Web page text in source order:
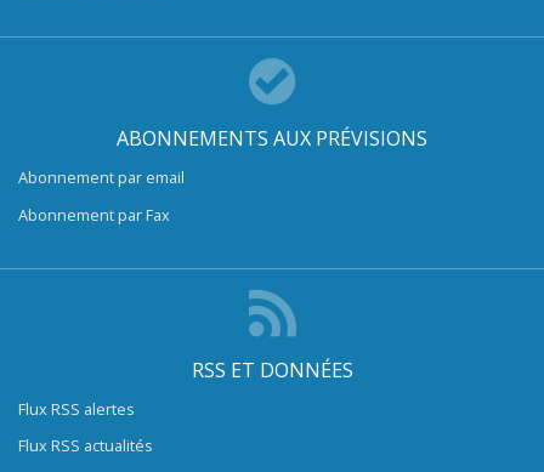
ABONNEMENTS AUX PRÉVISIONS
Abonnement par email
Abonnement par Fax
RSS ET DONNÉES
Flux RSS alertes
Flux RSS actualités